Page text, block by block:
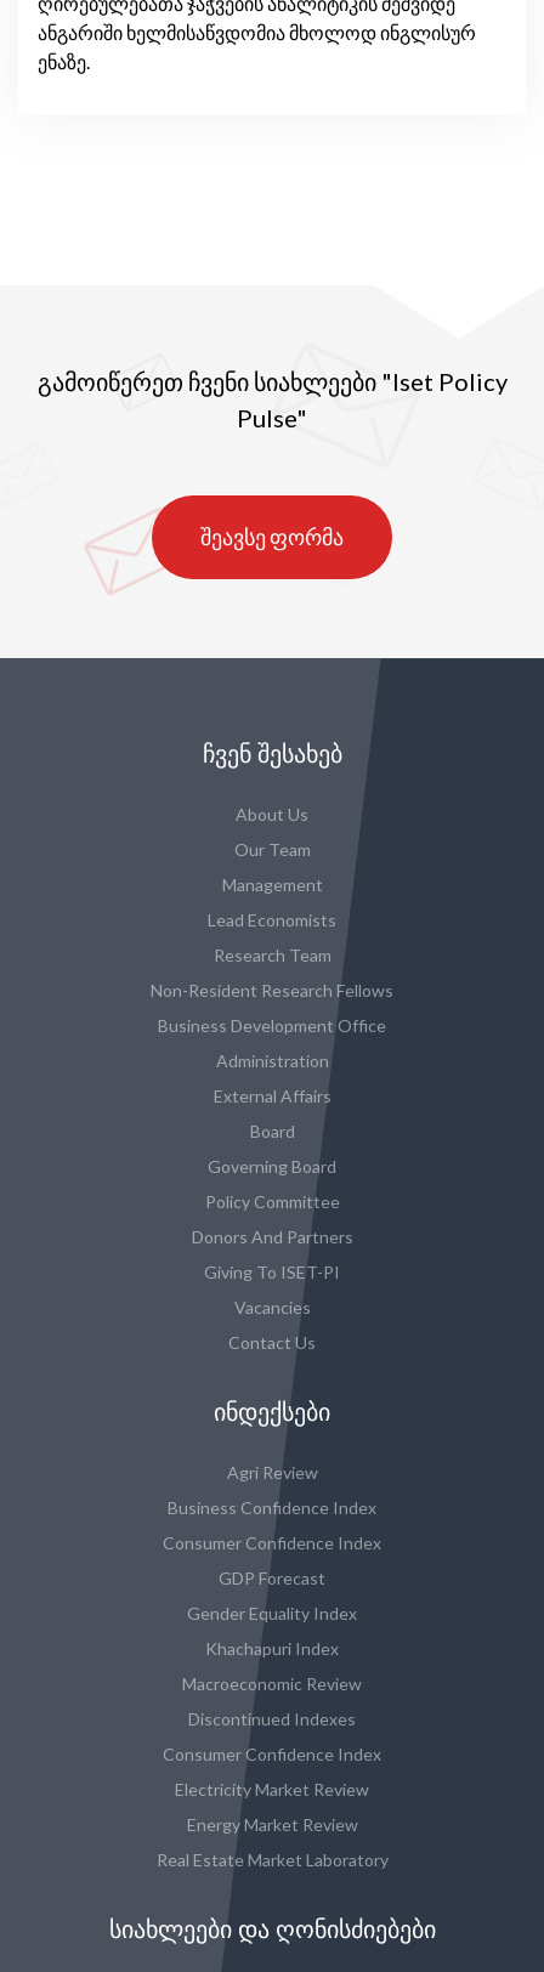
ანგარიში ხელმისაწვდომია მხოლოდ ინგლისურ
ენაზე.
გამოიწერეთ ჩვენი სიახლეები "Iset Policy
Pulse"
შეავსე ფორმა
ᲩᲕᲔᲜ ᲨᲔᲡᲐᲮᲔᲑ
About Us
Our Team
Management
Lead Economists
Research Team
Non-Resident Research Fellows
Business Development Office
Administration
External Affairs
Board
Governing Board
Policy Committee
Donors And Partners
Giving To ISET-PI
Vacancies
Contact Us
ᲘᲜᲓᲔᲥᲡᲔᲑᲘ
Agri Review
Business Confidence Index
Consumer Confidence Index
GDP Forecast
Gender Equality Index
Khachapuri Index
Macroeconomic Review
Discontinued Indexes
Consumer Confidence Index
Electricity Market Review
Energy Market Review
Real Estate Market Laboratory
ᲡᲘᲐᲮᲚᲔᲔᲑᲘ ᲓᲐ ᲦᲝᲜᲘᲡᲫᲘᲔᲑᲔᲑᲘ